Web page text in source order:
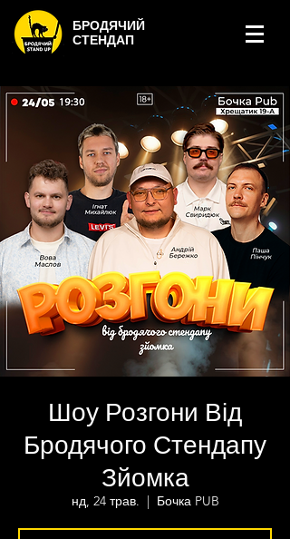
БРОДЯЧИЙ
СТЕНДАП
Шоу Розгони Від
Бродячого Стендапу
Зйомка
нд, 24 трав.
  |
Бочка PUB